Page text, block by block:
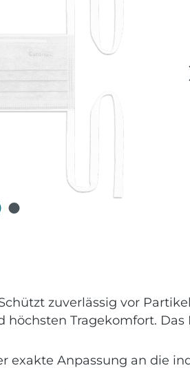
zuverlässig vor
Tragekomfort.
Anpassung an die